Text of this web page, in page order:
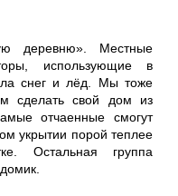
деревню». Местные
использующие в
снег и лёд. Мы тоже
сделать свой дом из
отчаенные смогут
укрытии порой теплее
Остальная группа